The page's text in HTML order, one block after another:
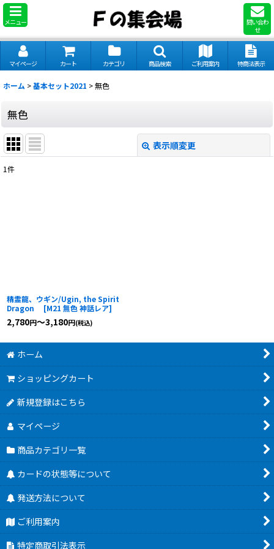
メニュー
問い合わ
せ
マイページ カート カテゴリ 商品検索 ご利用案内 特商法表示
ホーム >基本セット2021 >無色
無色
表示順変更
1件
精霊龍、ウギン/Ugin, the Spirit
Dragon
[M21 無色 神話レア]
2,780円～3,180円(税込)
ホーム
ショッピングカート
新規登録はこちら
マイページ
商品カテゴリ一覧
カードの状態等について
発送方法について
ご利用案内
特定商取引法表示